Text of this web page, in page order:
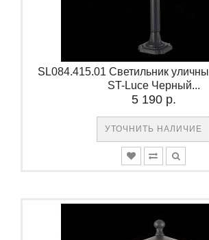
SL084.415.01 Светильник
ST-Luce Черный...
5 190 р.
УТОЧНИТЬ НАЛИЧИЕ